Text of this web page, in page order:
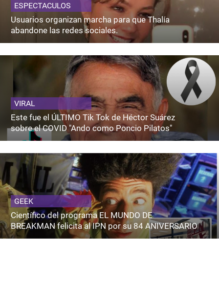
ESPECTACULOS
Usuarios organizan marcha para que Thalía
abandone las redes sociales.
VIRAL
Este fue el ÚLTIMO Tik Tok de Héctor Suárez
sobre el COVID "Ando como Poncio Pilatos"
GEEK
Científico del programa EL MUNDO DE
BREAKMAN felicita al IPN por su 84 ANIVERSARIO